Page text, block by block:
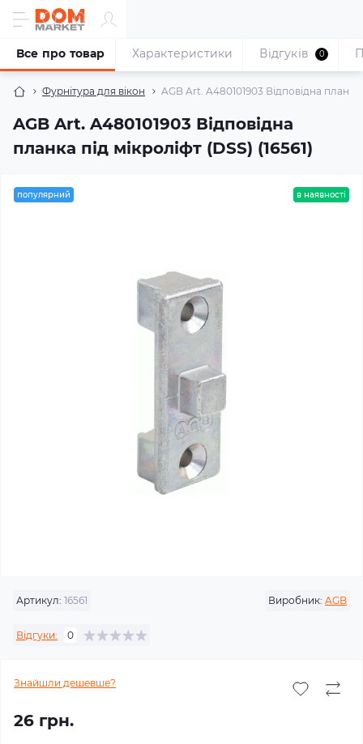
Фурнітура для вікон AGB Art. A480101903 Відповідна планка
AGB Art. A480101903 Відповідна
планка під мікроліфт (DSS) (16561)
Все про товар Характеристики Відгуків 0
популярний в наявності
Артикул: 16561 Виробник: AGB
Відгуки: 0
Знайшли дешевше?
26 грн.